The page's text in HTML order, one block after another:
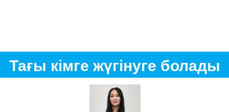
Тағы кімге жүгінуге болады